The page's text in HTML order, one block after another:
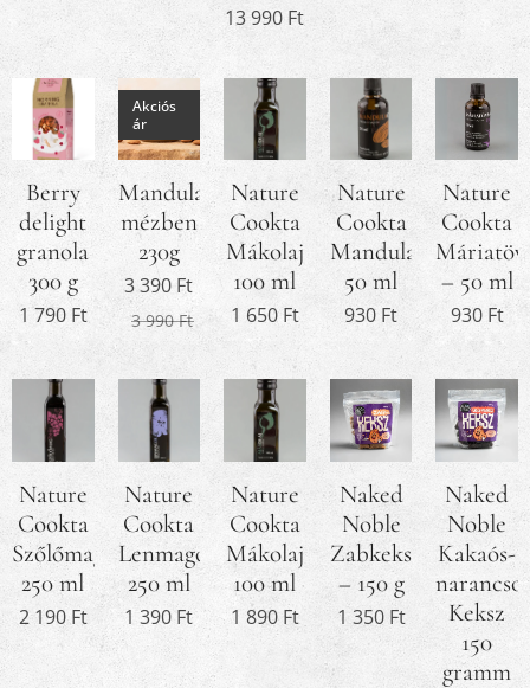
13 990 Ft
Berry
delight
granola
300 g
1 790Ft
Mandula
mézben
230g
Akciós
ár
3 390 Ft
3 990Ft
Nature
Cookta
Mákolaj
100 ml
1 650Ft
Nature
Cookta
Mandulaolaj
50 ml
930 Ft
Nature
Cookta
– 50 ml
930Ft
Nature
Cookta
Szőlőmagolaj
250 ml
2 190Ft
Nature
Cookta
Lenmagolaj
250 ml
1 390 Ft
Nature
Cookta
Mákolaj
100 ml
1 890Ft
Naked
Noble
Zabkeksz
– 150 g
1 350Ft
Naked
Noble
Kakaós-
Keksz
150
gramm